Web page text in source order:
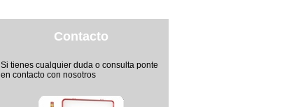
Contacto
Si tienes cualquier duda o consulta ponte
en contacto con nosotros